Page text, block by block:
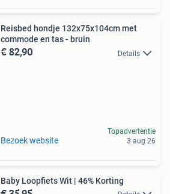
Reisbed hondje 132x75x104cm met
commode en tas - bruin
€ 82,90 Details
Bezoek website
Topadvertentie
3 aug 26
Baby Loopfiets Wit | 46% Korting